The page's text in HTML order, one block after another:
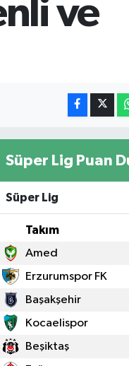
ve
Süper Lig Puan
Süper Lig
Takım
Amed
Erzurumspor FK
Başakşehir
Kocaelispor
Beşiktaş